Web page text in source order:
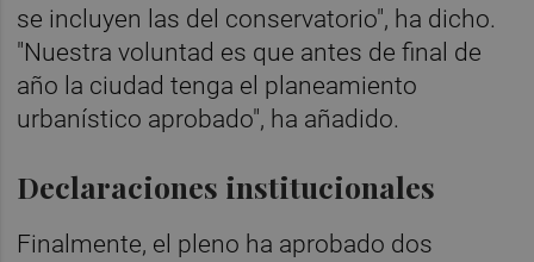
se incluyen las del conservatorio", ha dicho.
"Nuestra voluntad es que antes de final de
año la ciudad tenga el planeamiento
urbanístico aprobado", ha añadido.
Declaraciones institucionales
Finalmente, el pleno ha aprobado dos